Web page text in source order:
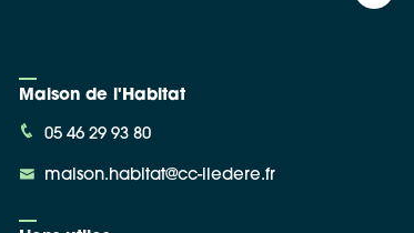
Maison de l'Habitat
05 46 29 93 80
maison.habitat@cc-iledere.fr